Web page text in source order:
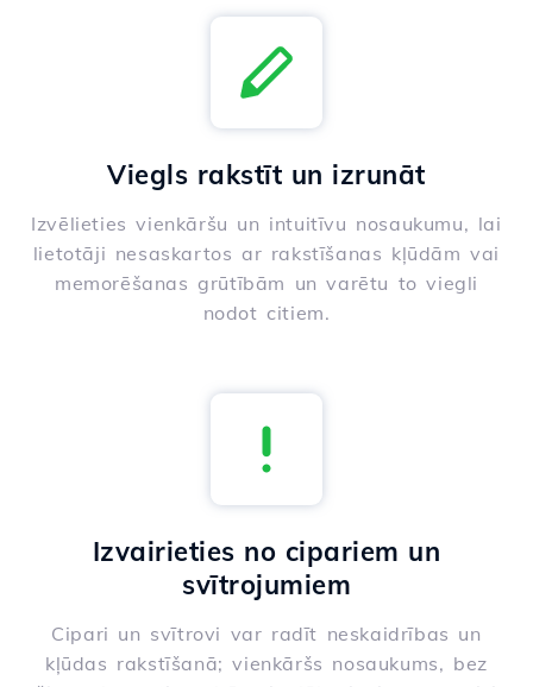
Viegls rakstīt un izrunāt
Izvēlieties vienkāršu un intuitīvu nosaukumu, lai
lietotāji nesaskartos ar rakstīšanas kļūdām vai
memorēšanas grūtībām un varētu to viegli
nodot citiem.
Izvairieties no cipariem un
svītrojumiem
Cipari un svītrovi var radīt neskaidrības un
kļūdas rakstīšanā; vienkāršs nosaukums, bez